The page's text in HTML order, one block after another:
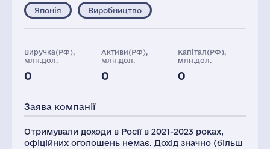
Японія Виробництво
Виручка(РФ),
млн.дол.
0
Активи(РФ),
млн.дол.
0
Капітал(РФ),
млн.дол.
0
45
Заява компанії
Отримували доходи в Росії в 2021-2023 роках,
офіційних оголошень немає. Дохід значно (більш